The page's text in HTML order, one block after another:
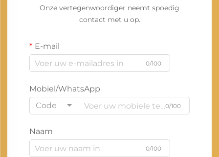
Onze vertegenwoordiger neemt spoedig
contact met u op.
E-mail
0/100
Mobiel/WhatsApp
Code
0/100
Naam
0/100